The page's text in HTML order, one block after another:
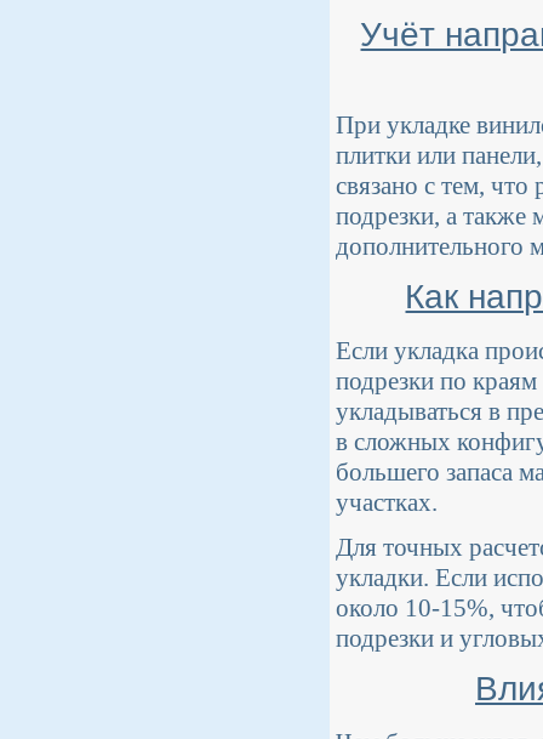
Учёт
При укладке
плитки или
связано с тем,
подрезки, а также
дополнительного
Как
Если укладка
подрезки по
укладываться в
в сложных
большего запаса
участках.
Для точных
укладки. Если
около 10-15%,
подрезки и